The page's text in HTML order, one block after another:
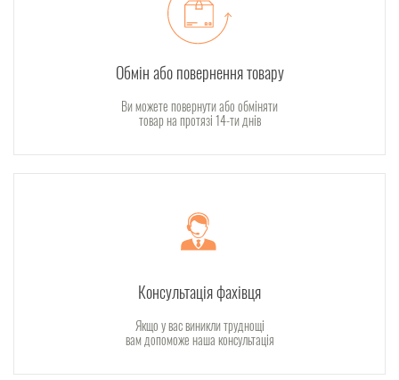
Обмін або повернення товару
Ви можете повернути або обміняти
товар на протязі 14-ти днів
Консультація фахівця
Якщо у вас виникли труднощі
вам допоможе наша консультація